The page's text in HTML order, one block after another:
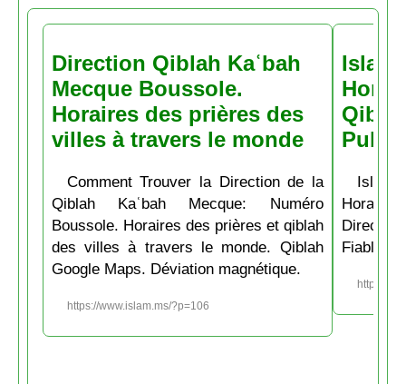
Direction Qiblah Kaʿbah
Mecque Boussole.
Horaires des prières des
villes à travers le monde
Comment Trouver la Direction de la
Qiblah Kaʿbah Mecque: Numéro
Boussole. Horaires des prières et qiblah
des villes à travers le monde. Qiblah
Google Maps. Déviation magnétique.
https://www.islam.ms/?p=106
Pubs
Fiable et
https://